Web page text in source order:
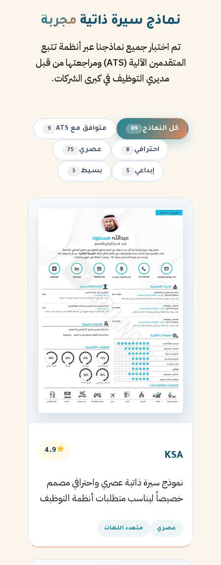
نماذج سيرة ذاتية مجربة
تم اختبار جميع نماذجنا عبر أنظمة تتبع
المتقدمين الآلية (ATS) ومراجعتها من قبل
مديري التوظيف في كبرى الشركات.
كل النماذج 89 متوافق مع ATS 9
احترافي 8 عصري 75
إبداعي 5 بسيط 3
KSA
★
4.9
نموذج سيرة ذاتية عصري واحترافي مصمم
خصيصاً ليناسب متطلبات أنظمة التوظيف
القادمة.
عصري متعدد اللغات